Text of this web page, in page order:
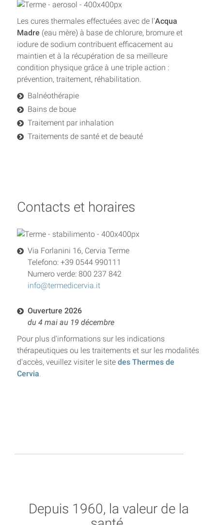
Les cures thermales effectuées avec de l'Acqua
Madre (eau mère) à base de chlorure, bromure et
iodure de sodium contribuent efficacement au
maintien et à la récupération de sa meilleure
condition physique grâce à une triple action :
prévention, traitement, réhabilitation.
Balnéothérapie
Bains de boue
Traitement par inhalation
Traitements de santé et de beauté
Contacts et horaires
Via Forlanini 16, Cervia Terme
Telefono: +39 0544 990111
Numero verde: 800 237 842
info@termedicervia.it
Ouverture 2026
du 4 mai au 19 décembre
Pour plus d'informations sur les indications
thérapeutiques ou les traitements et sur les modalités
d'accès, veuillez visiter le site des Thermes de
Cervia
Depuis 1960, la valeur de la